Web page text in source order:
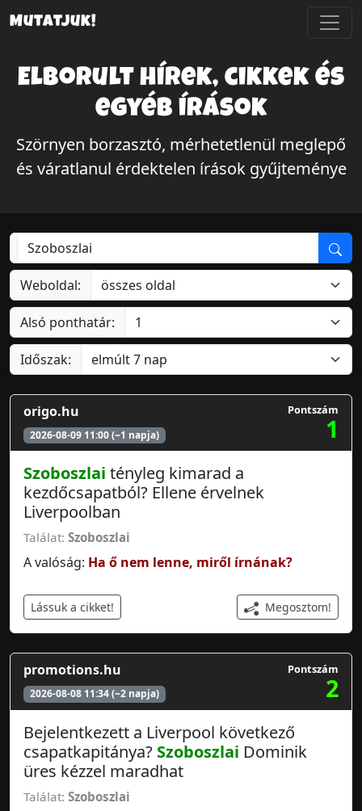
Mutatjuk!
Elborult hírek, cikkek és
egyéb írások
Szörnyen borzasztó, mérhetetlenül meglepő
és váratlanul érdektelen írások gyűjteménye
Weboldal:
Alsó ponthatár:
Időszak:
origo.hu
2026-08-09 11:00 (~1 napja)
Pontszám
1
Szoboszlai tényleg kimarad a
kezdőcsapatból? Ellene érvelnek
Liverpoolban
Találat: Szoboszlai
A valóság: Ha ő nem lenne, miről írnának?
Lássuk a cikket! Megosztom!
promotions.hu
2026-08-08 11:34 (~2 napja)
Pontszám
2
Bejelentkezett a Liverpool következő
csapatkapitánya? Szoboszlai Dominik
üres kézzel maradhat
Találat: Szoboszlai